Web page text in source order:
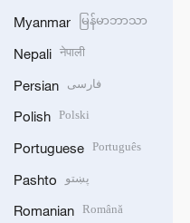
Myanmar မြန်မာဘာသာ
Nepali नेपाली
Persian فارسی
Polish Polski
Portuguese Português
Pashto پښتو
Romanian Română